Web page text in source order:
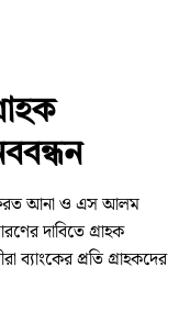
ফেরত আনা ও এস আলম
দাবিতে গ্রাহক
ব্যাংকের প্রতি গ্রাহকদের